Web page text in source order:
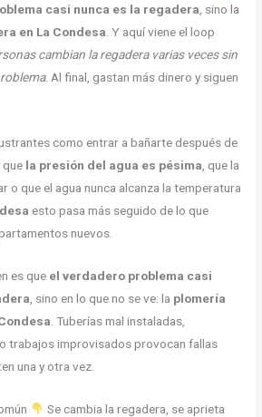
casi nunca es la regadera, sino la
en La Condesa. Y aquí viene el loop
cambian la regadera varias veces sin
. Al final, gastan más dinero y siguen
como entrar a bañarte después de
que la presión del agua es pésima , que la
o que el agua nunca alcanza la temperatura
esto pasa más seguido de lo que
nuevos.
es que el verdadero problema casi
, sino en lo que no se ve: la plomería
. Tuberías mal instaladas,
trabajos improvisados provocan fallas
una y otra vez.
Se cambia la regadera, se aprieta